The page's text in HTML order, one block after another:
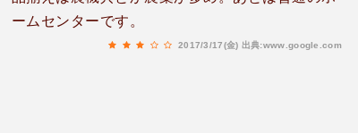
ームセンターです。
2017/3/17(金) 出典:www.google.com